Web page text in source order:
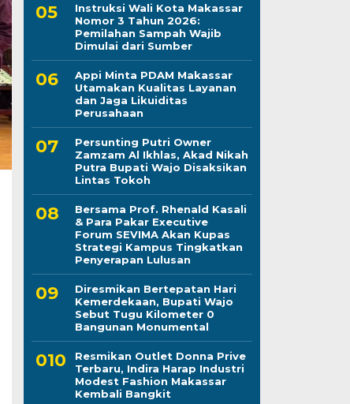
Instruksi Wali Kota Makassar
Nomor 3 Tahun 2026:
Pemilahan Sampah Wajib
Dimulai dari Sumber
Appi Minta PDAM Makassar
Utamakan Kualitas Layanan
dan Jaga Likuiditas
Perusahaan
Persunting Putri Owner
Zamzam Al Ikhlas, Akad Nikah
Putra Bupati Wajo Disaksikan
Lintas Tokoh
Bersama Prof. Rhenald Kasali
& Para Pakar Executive
Forum SEVIMA Akan Kupas
Strategi Kampus Tingkatkan
Penyerapan Lulusan
Diresmikan Bertepatan Hari
Kemerdekaan, Bupati Wajo
Sebut Tugu Kilometer 0
Bangunan Monumental
Resmikan Outlet Donna Prive
Terbaru, Indira Harap Industri
Modest Fashion Makassar
Kembali Bangkit